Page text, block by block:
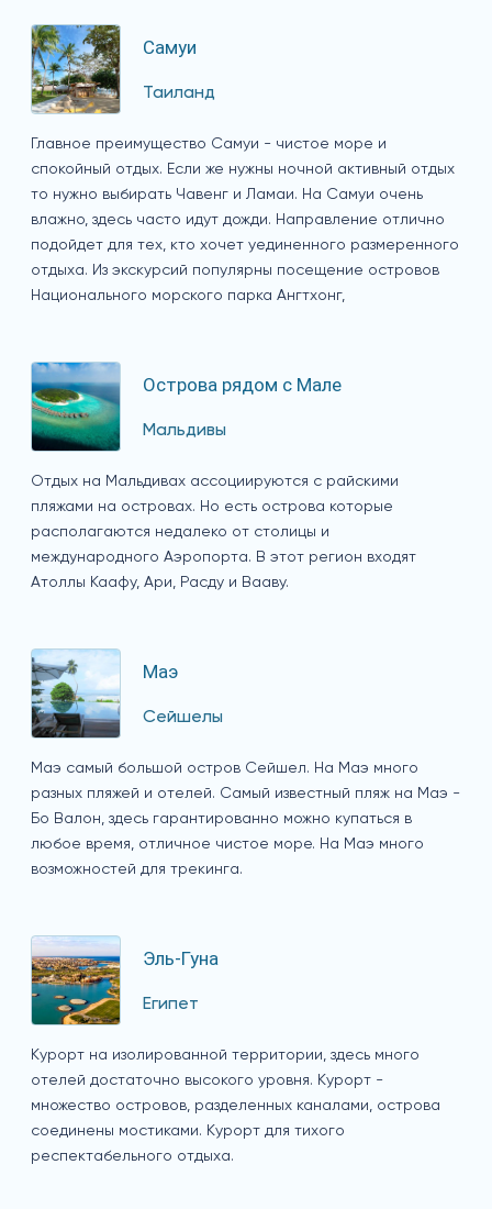
Самуи
Таиланд
Главное преимущество Самуи - чистое море и
спокойный отдых. Если же нужны ночной активный отдых
то нужно выбирать Чавенг и Ламаи. На Самуи очень
влажно, здесь часто идут дожди. Направление отлично
подойдет для тех, кто хочет уединенного размеренного
отдыха. Из экскурсий популярны посещение островов
Национального морского парка Ангтхонг,
Острова рядом с Мале
Мальдивы
Отдых на Мальдивах ассоциируются с райскими
пляжами на островах. Но есть острова которые
располагаются недалеко от столицы и
международного Аэропорта. В этот регион входят
Атоллы Каафу, Ари, Расду и Вааву.
Маэ
Сейшелы
Маэ самый большой остров Сейшел. На Маэ много
разных пляжей и отелей. Самый известный пляж на Маэ -
Бо Валон, здесь гарантированно можно купаться в
любое время, отличное чистое море. На Маэ много
возможностей для трекинга.
Эль-Гуна
Египет
Курорт на изолированной территории, здесь много
отелей достаточно высокого уровня. Курорт -
множество островов, разделенных каналами, острова
соединены мостиками. Курорт для тихого
респектабельного отдыха.